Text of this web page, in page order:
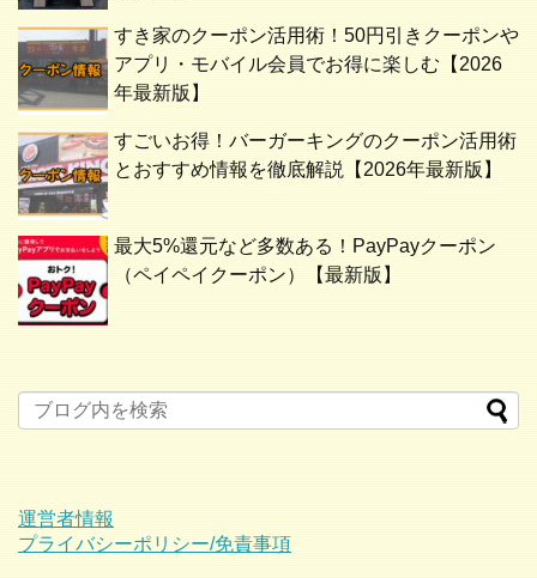
すき家のクーポン活用術！50円引きクーポンや
アプリ・モバイル会員でお得に楽しむ【2026
年最新版】
すごいお得！バーガーキングのクーポン活用術
とおすすめ情報を徹底解説【2026年最新版】
最大5%還元など多数ある！PayPayクーポン
（ペイペイクーポン）【最新版】
運営者情報
プライバシーポリシー/免責事項